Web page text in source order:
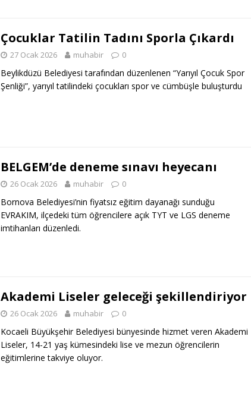
Çocuklar Tatilin Tadını Sporla Çıkardı
27 Ocak 2026 muhabir 0
Beylikdüzü Belediyesi tarafından düzenlenen “Yarıyıl Çocuk Spor
Şenliği”, yarıyıl tatilindeki çocukları spor ve cümbüşle buluşturdu
BELGEM’de deneme sınavı heyecanı
26 Ocak 2026 muhabir 0
Bornova Belediyesi’nin fiyatsız eğitim dayanağı sunduğu
EVRAKIM, ilçedeki tüm öğrencilere açık TYT ve LGS deneme
imtihanları düzenledi.
Akademi Liseler geleceği şekillendiriyor
26 Ocak 2026 muhabir 0
Kocaeli Büyükşehir Belediyesi bünyesinde hizmet veren Akademi
Liseler, 14-21 yaş kümesindeki lise ve mezun öğrencilerin
eğitimlerine takviye oluyor.